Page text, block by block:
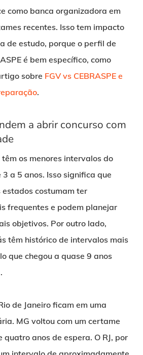
como banca organizadora em
recentes. Isso tem impacto
de estudo, porque o perfil de
é bem específico, como
sobre FGV vs CEBRASPE e
.
a abrir concurso com
os menores intervalos do
a 5 anos. Isso significa que
costumam ter
frequentes e podem planejar
objetivos. Por outro lado,
têm histórico de intervalos mais
que chegou a quase 9 anos
de Janeiro ficam em uma
MG voltou com um certame
anos de espera. O RJ, por